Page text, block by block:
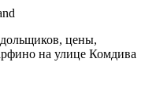
цены,
на улице Комдива